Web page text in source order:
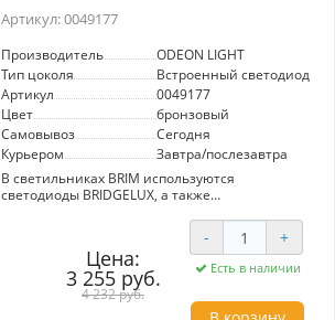
Артикул: 0049177
Производитель
ODEON LIGHT
Тип цоколя
Встроенный светодиод
Артикул
0049177
Цвет
бронзовый
Самовывоз
Сегодня
Курьером
Завтра/послезавтра
В светильниках BRIM используются
светодиоды BRIDGELUX, а также
3000/4000/6000, установленный внутри
корпуса. Линия доступна в 3 цветах корпуса -
брашированный бронзовый, черный и белый.
Цена:
3 255 руб.
4 232 руб.
- +
Есть в наличии